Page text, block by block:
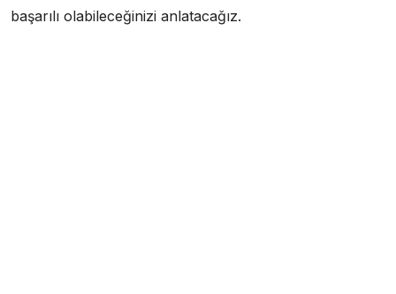
başarılı olabileceğinizi anlatacağız.